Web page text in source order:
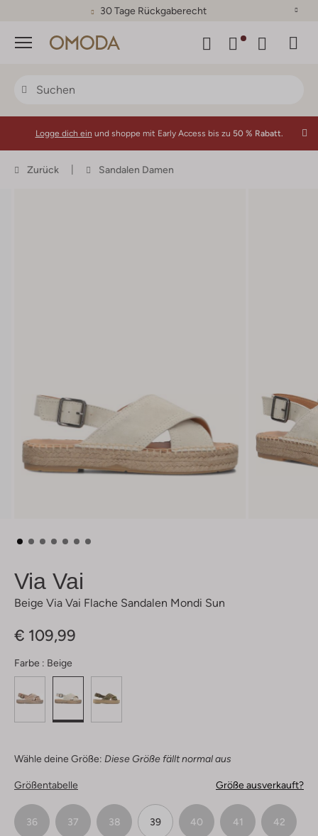
30 Tage Rückgaberecht
Menü
Logge dich ein und shoppe mit Early Access bis zu 50 % Rabatt.
Zurück Sandalen Damen
Via Vai
Beige Via Vai Flache Sandalen Mondi Sun
€ 109,99
Farbe : Beige
Wähle deine Größe: Diese Größe fällt normal aus
Größentabelle Größe ausverkauft?
36 37 38 39 40 41 42